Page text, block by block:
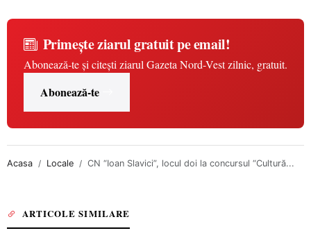
Primește ziarul gratuit pe email!
Abonează-te și citești ziarul Gazeta Nord-Vest zilnic, gratuit.
Abonează-te
Acasa Locale CN “Ioan Slavici”, locul doi la concursul “Cultură...
ARTICOLE SIMILARE